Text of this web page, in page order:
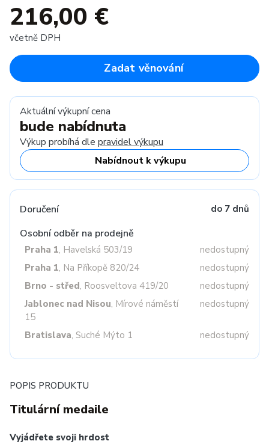
216,00 €
včetně DPH
Zadat věnování
Aktuální výkupní cena
bude nabídnuta
Výkup probíhá dle pravidel výkupu
Nabídnout k výkupu
Doručení do 7 dnů
Osobní odběr na prodejně
Praha 1, Havelská 503/19
nedostupný
Praha 1, Na Příkopě 820/24
nedostupný
Brno - střed, Roosveltova 419/20
nedostupný
Jablonec nad Nisou, Mírové náměstí
15
nedostupný
Bratislava, Suché Mýto 1 nedostupný
POPIS PRODUKTU
Titulární medaile
Vyjádřete svoji hrdost